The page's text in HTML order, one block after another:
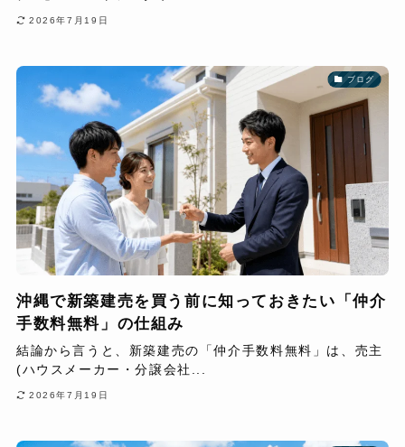
2026年7月19日
ブログ
沖縄で新築建売を買う前に知っておきたい「仲介
手数料無料」の仕組み
結論から言うと、新築建売の「仲介手数料無料」は、売主
(ハウスメーカー・分譲会社...
2026年7月19日